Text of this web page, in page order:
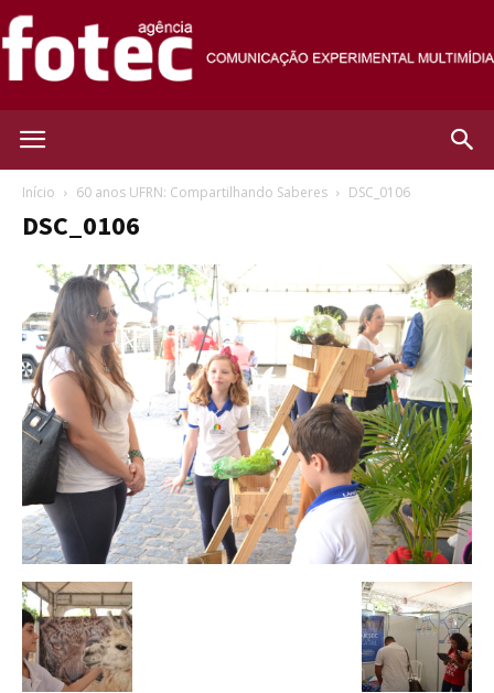
Início 60 anos UFRN: Compartilhando Saberes DSC_0106
DSC_0106